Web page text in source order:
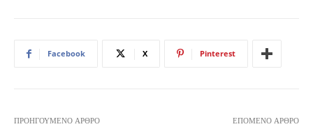
Facebook X Pinterest
ΠΡΟΗΓΟΎΜΕΝΟ ΆΡΘΡΟ ΕΠΌΜΕΝΟ ΆΡΘΡΟ